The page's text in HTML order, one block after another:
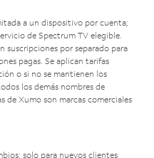
a un dispositivo por cuenta;
de Spectrum TV elegible.
suscripciones por separado para
pagas. Se aplican tarifas
o si no se mantienen los
los demás nombres de
de Xumo son marcas comerciales
solo para nuevos clientes